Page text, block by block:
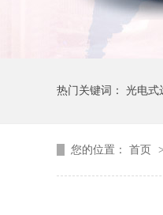
热门关键词： 光电式
您的位置： 首页 >